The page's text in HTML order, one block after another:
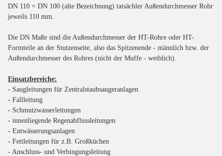
DN 110 = DN 100 (alte Bezeichnung) tatsächler Außendurchmesser Rohr
jeweils 110 mm.
Die DN Maße sind die Außendurchmesser der HT-Rohre oder HT-
Formteile an der Stutzenseite, also das Spitzenende - männlich bzw. der
Außendurchmesser des Rohres (nicht der Muffe - weiblich).
Einsatzbereiche:
- Saugleitungen für Zentralstaubsaugeranlagen
- Fallleitung
- Schmutzwasserleitungen
- innenliegende Regenabflussleitungen
- Entwässerungsanlagen
- Fettleitungen für z.B. Großküchen
- Anschluss- und Verbingungsleitung